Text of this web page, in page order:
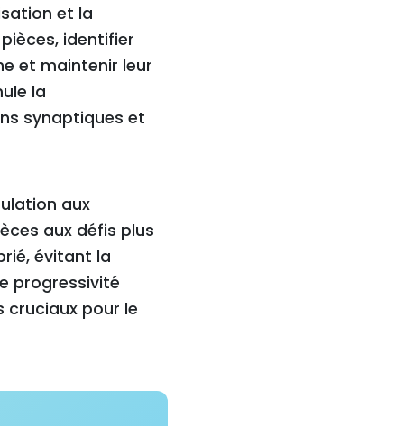
et la
identifier
et maintenir leur
la
synaptiques et
aux
aux défis plus
évitant la
progressivité
cruciaux pour le